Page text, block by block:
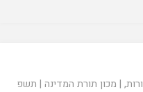
, | מכון תורת המדינה | תשפ